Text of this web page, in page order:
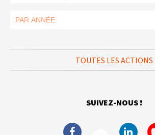
TOUTES LES ACTIONS
SUIVEZ-NOUS !